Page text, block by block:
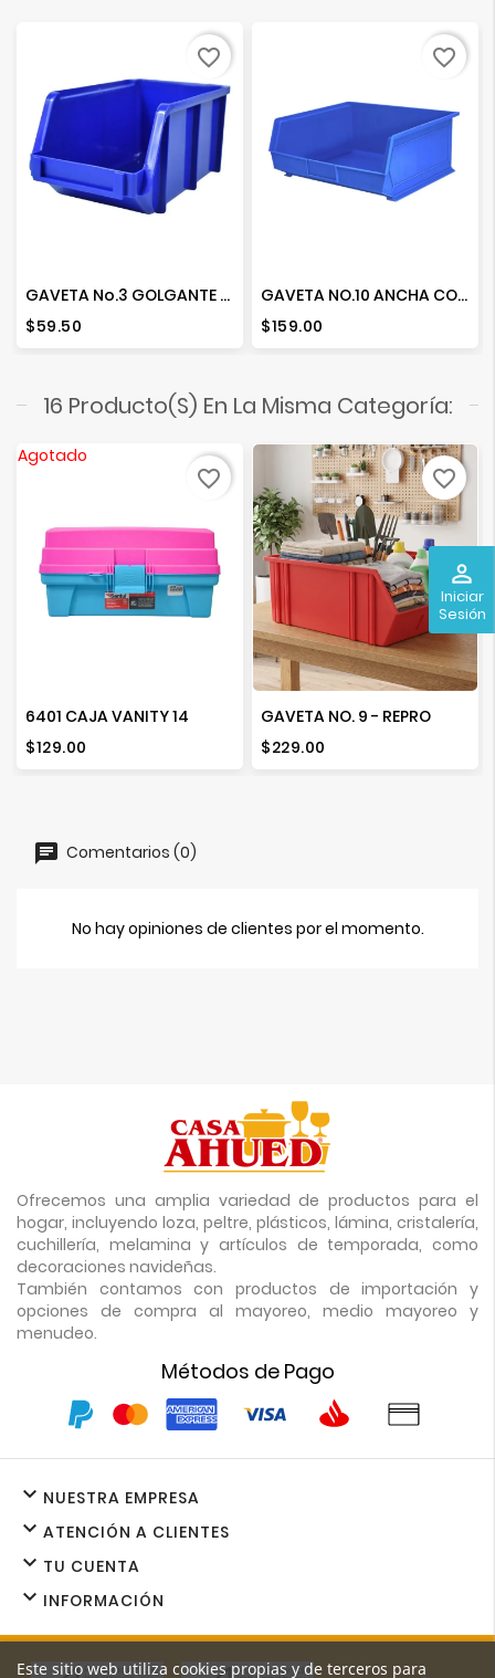
perm_identity
Iniciar
Sesión
GAVETA No.3 GOLGANTE COLORES
Precio
$59.50
favorite_border
GAVETA NO.10 ANCHA COLORES
Precio
$159.00
favorite_border
16 Producto(s) En La Misma Categoría:
Agotado
6401 CAJA VANITY 14
Precio
$129.00
favorite_border
GAVETA NO. 9 - REPRO
Precio
$229.00
favorite_border
Comentarios (0)
No hay opiniones de clientes por el momento.
Ofrecemos una amplia variedad de productos para el
hogar, incluyendo loza, peltre, plásticos, lámina, cristalería,
cuchillería, melamina y artículos de temporada, como
decoraciones navideñas.
También contamos con productos de importación y
opciones de compra al mayoreo, medio mayoreo y
menudeo.
Métodos de Pago
NUESTRA EMPRESA

ATENCIÓN A CLIENTES

TU CUENTA

INFORMACIÓN

Este sitio web utiliza cookies propias y de terceros para